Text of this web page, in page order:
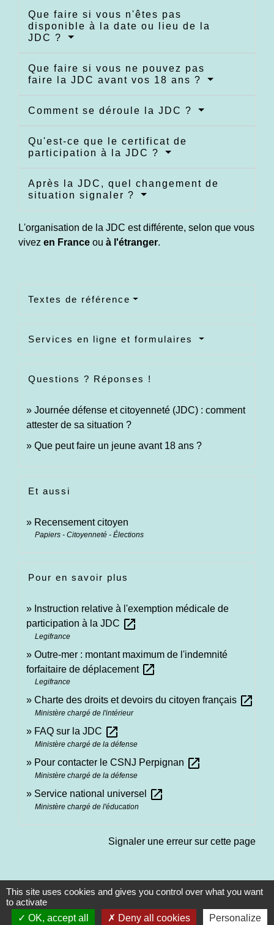
Que faire si vous n'êtes pas
disponible à la date ou lieu de la
JDC ?
Que faire si vous ne pouvez pas
faire la JDC avant vos 18 ans ?
Comment se déroule la JDC ?
Qu'est-ce que le certificat de
participation à la JDC ?
Après la JDC, quel changement de
situation signaler ?
L'organisation de la JDC est différente, selon que vous
vivez en France ou à l'étranger.
Textes de référence
Services en ligne et formulaires
Questions ? Réponses !
Journée défense et citoyenneté (JDC) : comment
attester de sa situation ?
Que peut faire un jeune avant 18 ans ?
Et aussi
Recensement citoyen
Papiers - Citoyenneté - Élections
Pour en savoir plus
Instruction relative à l'exemption médicale de
participation à la JDC open_in_new
Legifrance
Outre-mer : montant maximum de l'indemnité
forfaitaire de déplacement open_in_new
Legifrance
Charte des droits et devoirs du citoyen français open_in_new
Ministère chargé de l'intérieur
FAQ sur la JDC open_in_new
Ministère chargé de la défense
Pour contacter le CSNJ Perpignan open_in_new
Ministère chargé de la défense
Service national universel open_in_new
Ministère chargé de l'éducation
Signaler une erreur sur cette page
Contacts
This site uses cookies and gives you control over what you want
to activate
OK, accept all
Deny all cookies Personalize